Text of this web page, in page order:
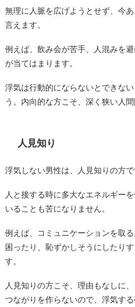
無理に人脈を広げようとせず、今
言えます。
例えば、飲み会が苦手、人混みを
が当てはまります。
浮気は行動的にならないとできな
う。内向的な方こそ、深く狭い人間
人見知り
浮気しない男性は、人見知りの方で
人と接する時に多大なエネルギー
いることも苦になりません。
例えば、コミュニケーションを取
困ったり、恥ずかしそうにしたり
す。
人見知りの方こそ、理由もなしに
つながりを作らないので、浮気する